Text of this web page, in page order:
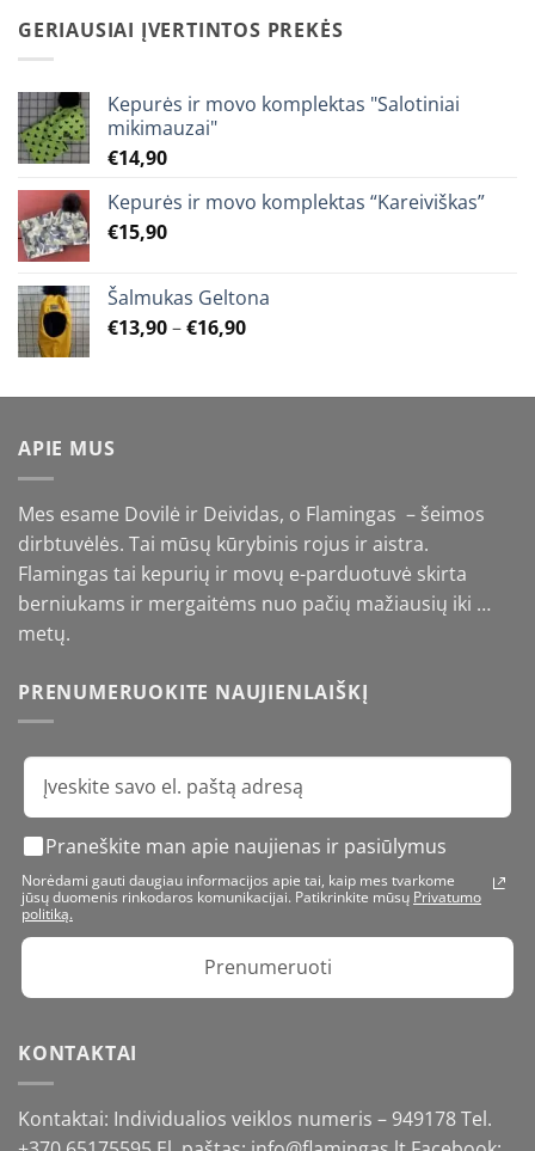
through
€25,90
GERIAUSIAI ĮVERTINTOS PREKĖS
Kepurės ir movo komplektas "Salotiniai
mikimauzai"
€14,90
Kepurės ir movo komplektas “Kareiviškas”
€15,90
Šalmukas Geltona
€13,90–€16,90Price
through
APIE MUS
Mes esame Dovilė ir Deividas, o Flamingas – šeimos
dirbtuvėlės. Tai mūsų kūrybinis rojus ir aistra.
Flamingas tai kepurių ir movų e-parduotuvė skirta
berniukams ir mergaitėms nuo pačių mažiausių iki …
metų.
PRENUMERUOKITE NAUJIENLAIŠKĮ
Praneškite man apie naujienas ir pasiūlymus
Norėdami gauti daugiau informacijos apie tai, kaip mes tvarkome
jūsų duomenis rinkodaros komunikacijai. Patikrinkite mūsų Privatumo
politiką.
Prenumeruoti
KONTAKTAI
Kontaktai: Individualios veiklos numeris – 949178 Tel.